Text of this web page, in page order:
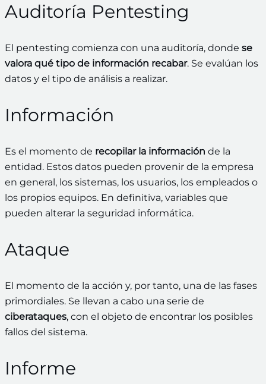
Auditoría Pentesting
El pentesting comienza con una auditoría, donde se
valora qué tipo de información recabar. Se evalúan los
datos y el tipo de análisis a realizar.
Información
Es el momento de recopilar la información de la
entidad. Estos datos pueden provenir de la empresa
en general, los sistemas, los usuarios, los empleados o
los propios equipos. En definitiva, variables que
pueden alterar la seguridad informática.
Ataque
El momento de la acción y, por tanto, una de las fases
primordiales. Se llevan a cabo una serie de
ciberataques, con el objeto de encontrar los posibles
fallos del sistema.
Informe